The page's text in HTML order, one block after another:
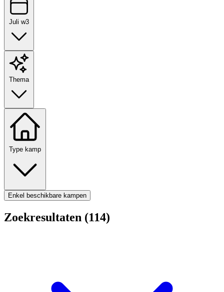
Juli w3
Thema
Type kamp
Enkel beschikbare kampen
Zoekresultaten (114)